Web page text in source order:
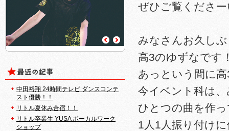
中田裕翔 24時間テレビ ダンスコンテ
スト優勝！！
リトル夏休み合宿！！
リトル卒業生 YUSA ボーカルワーク
ショップ
ぜひご覧くださ
みなさんお久し
高3のゆずなです
あっという間に
今イベント科は
ひとつの曲を作
1人1人振り付け